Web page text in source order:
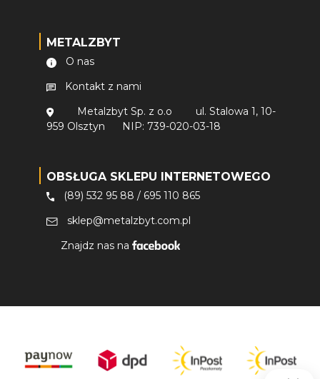
METALZBYT
O nas
Kontakt z nami
Metalzbyt Sp. z o.o
ul. Stalowa 1, 10-
959 Olsztyn
NIP: 739-020-03-18
OBSŁUGA SKLEPU INTERNETOWEGO
(89) 532 95 88 / 695 110 865
sklep@metalzbyt.com.pl
Znajdz nas na